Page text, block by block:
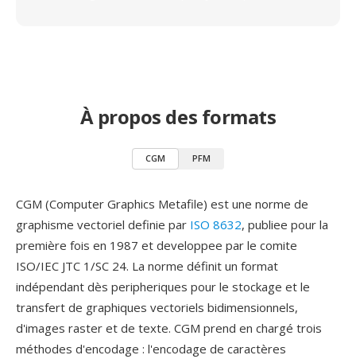
À propos des formats
CGM PFM
CGM (Computer Graphics Metafile) est une norme de
graphisme vectoriel definie par ISO 8632, publiee pour la
première fois en 1987 et developpee par le comite
ISO/IEC JTC 1/SC 24. La norme définit un format
indépendant dès peripheriques pour le stockage et le
transfert de graphiques vectoriels bidimensionnels,
d'images raster et de texte. CGM prend en chargé trois
méthodes d'encodage : l'encodage de caractères